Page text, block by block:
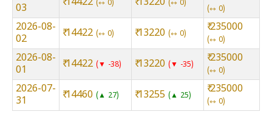
03
⇿ 0 ⇿ 0
⇿ 0
2026-08-
02
₹ 14422 ⇿ 0 ₹ 13220 ⇿ 0
₹ 235000
⇿ 0
2026-08-
01
₹ 14422 ▼ -38 ₹ 13220 ▼ -35
₹ 235000
⇿ 0
2026-07-
31
₹ 14460 ▲ 27 ₹ 13255 ▲ 25
₹ 235000
⇿ 0